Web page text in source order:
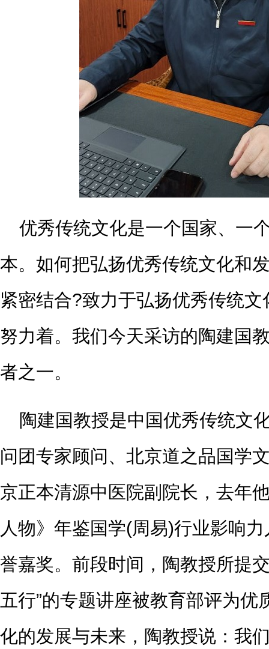
优秀传统文化是一个国家、一
本。如何把弘扬优秀传统文化和
紧密结合?致力于弘扬优秀传统
努力着。我们今天采访的陶建国
者之一。
陶建国教授是中国优秀传统文
问团专家顾问、北京道之品国学
京正本清源中医院副院长，去年
人物》年鉴国学(周易)行业影响
誉嘉奖。前段时间，陶教授所提
五行”的专题讲座被教育部评为优
化的发展与未来，陶教授说：我